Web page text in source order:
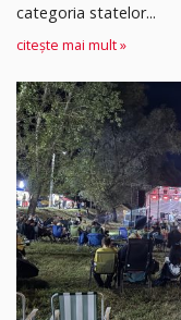
categoria statelor...
citește mai mult »